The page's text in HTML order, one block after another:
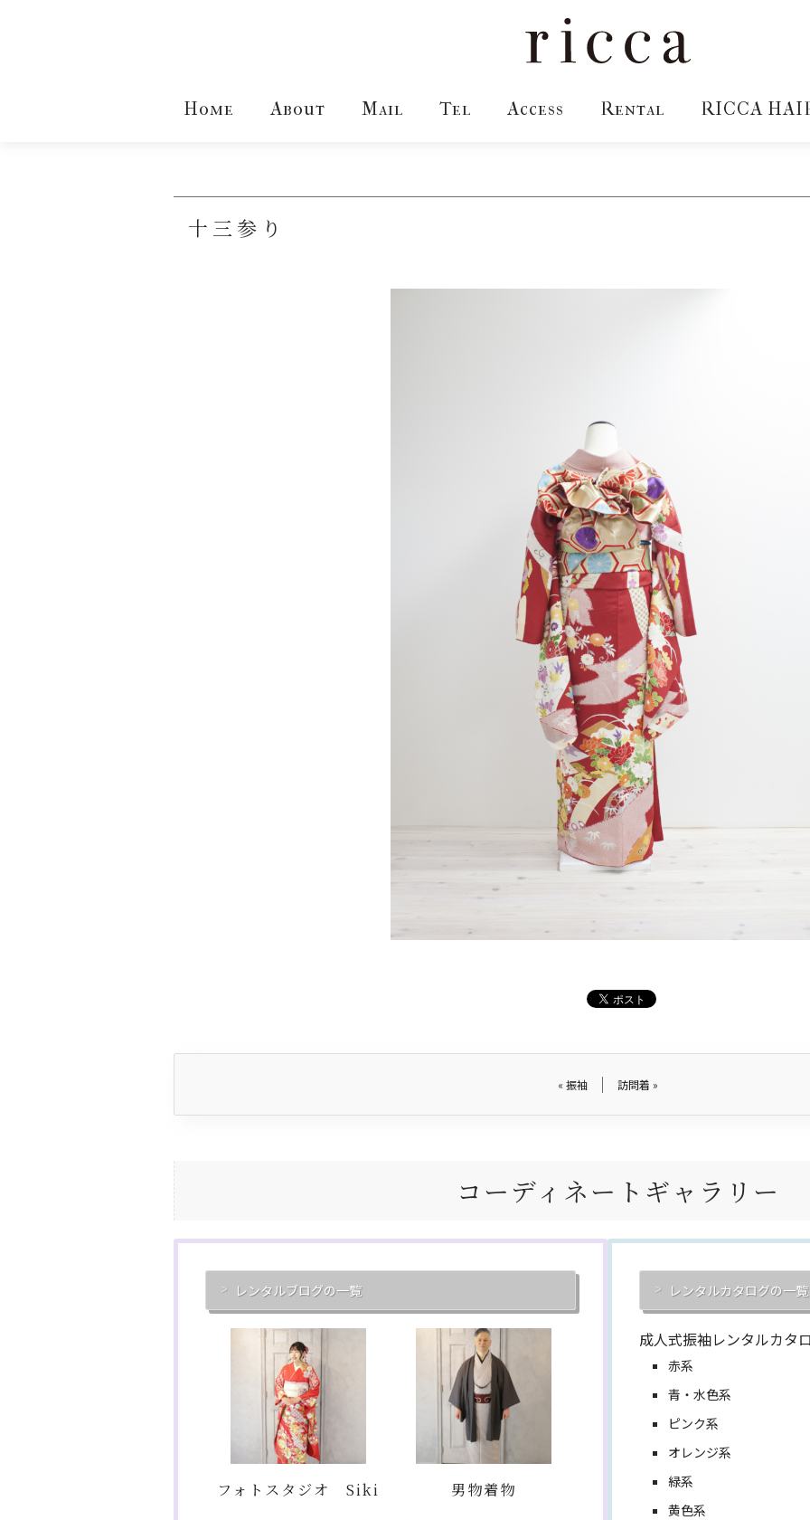
Home About Mail Tel Access Rental RICCA
十三参り
« 振袖 訪問着 »
コーディネートギャラリー
レンタルブログの一覧
フォトスタジオ Siki 男物着物
レンタルカタログの一覧
成人式振袖レンタルカタ
赤系
青・水色系
ピンク系
オレンジ系
緑系
黄色系